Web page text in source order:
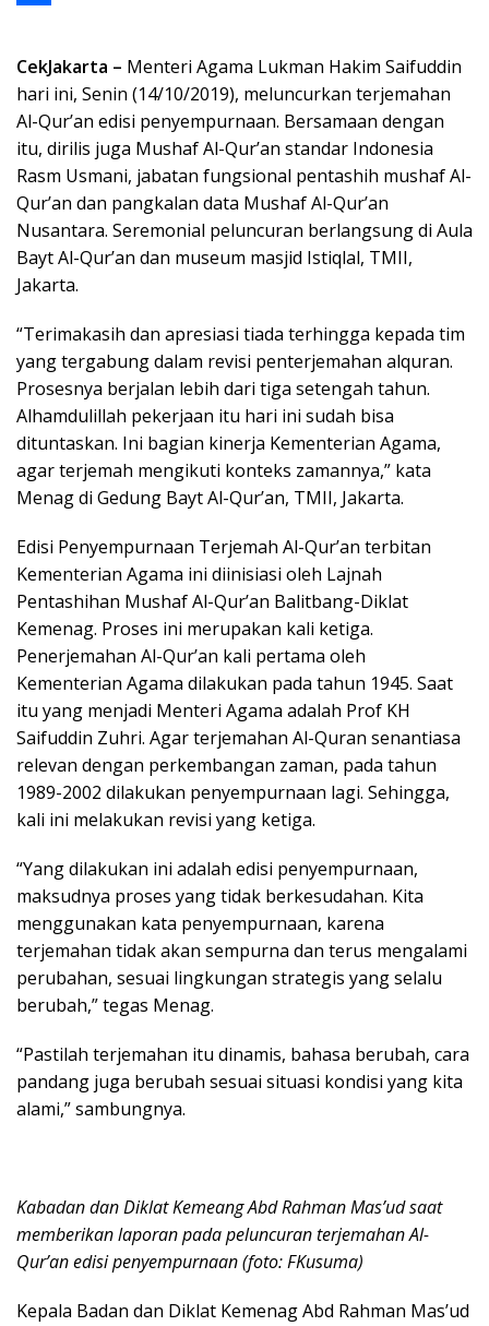
e
r
p
p
lt
t
e
r
p
y
L
i
n
k
h
a
r
e
CekJakarta – Menteri Agama Lukman Hakim Saifuddin
hari ini, Senin (14/10/2019), meluncurkan terjemahan
Al-Qur’an edisi penyempurnaan. Bersamaan dengan
itu, dirilis juga Mushaf Al-Qur’an standar Indonesia
Rasm Usmani, jabatan fungsional pentashih mushaf Al-
Qur’an dan pangkalan data Mushaf Al-Qur’an
Nusantara. Seremonial peluncuran berlangsung di Aula
Bayt Al-Qur’an dan museum masjid Istiqlal, TMII,
Jakarta.
“Terimakasih dan apresiasi tiada terhingga kepada tim
yang tergabung dalam revisi penterjemahan alquran.
Prosesnya berjalan lebih dari tiga setengah tahun.
Alhamdulillah pekerjaan itu hari ini sudah bisa
dituntaskan. Ini bagian kinerja Kementerian Agama,
agar terjemah mengikuti konteks zamannya,” kata
Menag di Gedung Bayt Al-Qur’an, TMII, Jakarta.
Edisi Penyempurnaan Terjemah Al-Qur’an terbitan
Kementerian Agama ini diinisiasi oleh Lajnah
Pentashihan Mushaf Al-Qur’an Balitbang-Diklat
Kemenag. Proses ini merupakan kali ketiga.
Penerjemahan Al-Qur’an kali pertama oleh
Kementerian Agama dilakukan pada tahun 1945. Saat
itu yang menjadi Menteri Agama adalah Prof KH
Saifuddin Zuhri. Agar terjemahan Al-Quran senantiasa
relevan dengan perkembangan zaman, pada tahun
1989-2002 dilakukan penyempurnaan lagi. Sehingga,
kali ini melakukan revisi yang ketiga.
“Yang dilakukan ini adalah edisi penyempurnaan,
maksudnya proses yang tidak berkesudahan. Kita
menggunakan kata penyempurnaan, karena
terjemahan tidak akan sempurna dan terus mengalami
perubahan, sesuai lingkungan strategis yang selalu
berubah,” tegas Menag.
“Pastilah terjemahan itu dinamis, bahasa berubah, cara
pandang juga berubah sesuai situasi kondisi yang kita
alami,” sambungnya.
Kabadan dan Diklat Kemeang Abd Rahman Mas’ud saat
memberikan laporan pada peluncuran terjemahan Al-
Qur’an edisi penyempurnaan (foto: FKusuma)
Kepala Badan dan Diklat Kemenag Abd Rahman Mas’ud